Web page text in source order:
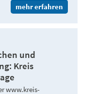
mehr erfahren
und
Kreis
www.kreis-